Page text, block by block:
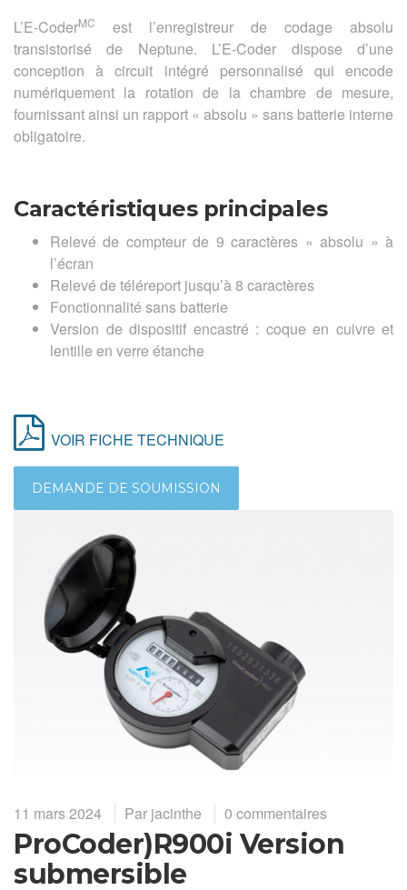
L’E-CoderMC
est l’enregistreur de codage absolu
transistorisé de Neptune. L’E-Coder dispose d’une
conception à circuit intégré personnalisé qui encode
numériquement la rotation de la chambre de mesure,
fournissant ainsi un rapport « absolu » sans batterie interne
obligatoire.
Caractéristiques principales
Relevé de compteur de 9 caractères « absolu » à
l’écran
Relevé de téléreport jusqu’à 8 caractères
Fonctionnalité sans batterie
Version de dispositif encastré : coque en cuivre et
lentille en verre étanche
VOIR FICHE TECHNIQUE
DEMANDE DE SOUMISSION
11 mars 2024 Par jacinthe 0 commentaires
ProCoder)R900i Version
submersible